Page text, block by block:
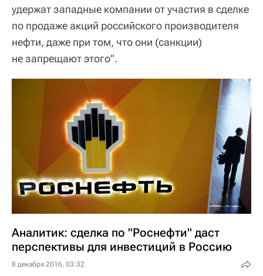
удержат западные компании от участия в сделке
по продаже акций российского производителя
нефти, даже при том, что они (санкции)
не запрещают этого".
Аналитик: сделка по "Роснефти" даст
перспективы для инвестиций в Россию
8 декабря 2016, 03:32